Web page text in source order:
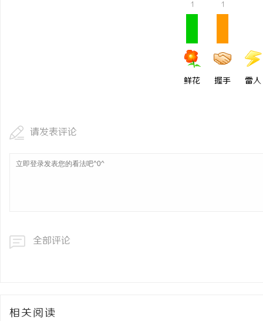
1
鲜花
1
握手 雷人
请发表评论
全部评论
相关阅读